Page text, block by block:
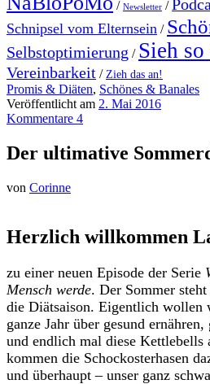
/ Newsletter /
Schnipsel vom Elternsein /
Selbstoptimierung / Sieh so
Vereinbarkeit / Zieh das an!
Promis & Diäten, Schönes & Banales
Veröffentlicht am 2. Mai 2016
Kommentare 4
Der ultimative
von Corinne
Herzlich willkommen
zu einer neuen Episode der Serie
Mensch werde. Der Sommer
die Diätsaison. Eigentlich wollen
ganze Jahr über gesund
und endlich mal diese Kettlebells
kommen die Schockosterhasen
und überhaupt – unser ganz